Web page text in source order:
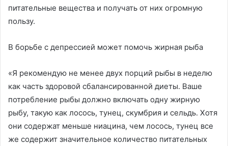
питательные вещества и получать от них огромную
пользу.
В борьбе с депрессией может помочь жирная рыба
«Я рекомендую не менее двух порций рыбы в неделю
как часть здоровой сбалансированной диеты. Ваше
потребление рыбы должно включать одну жирную
рыбу, такую как лосось, тунец, скумбрия и сельдь. Хотя
они содержат меньше ниацина, чем лосось, тунец все
же содержит значительное количество питательных